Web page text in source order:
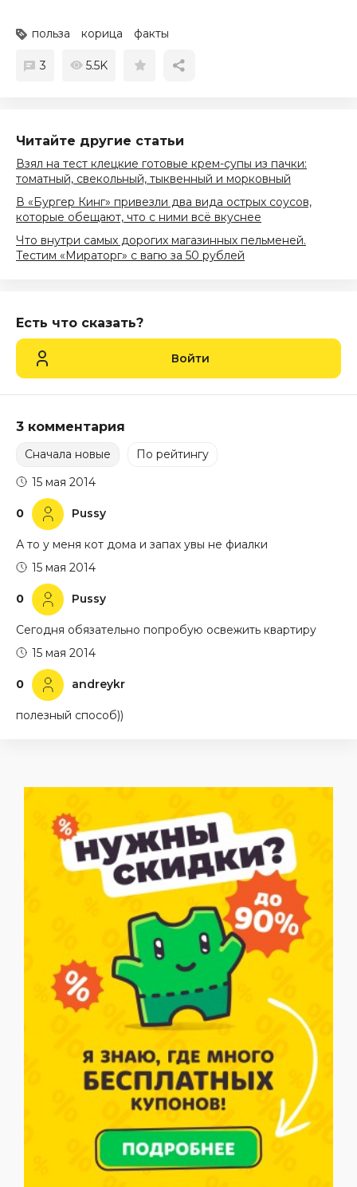
польза корица факты
3 5.5K
Читайте другие статьи
Взял на тест клецкие готовые крем-супы из пачки:
томатный, свекольный, тыквенный и морковный
В «Бургер Кинг» привезли два вида острых соусов,
которые обещают, что с ними всё вкуснее
Что внутри самых дорогих магазинных пельменей.
Тестим «Мираторг» с вагю за 50 рублей
Есть что сказать?
Войти
3 комментария
Сначала новые По рейтингу
0 Pussy
15 мая 2014
А то у меня кот дома и запах увы не фиалки
0 Pussy
15 мая 2014
Сегодня обязательно попробую освежить квартиру
0 andreykr
15 мая 2014
полезный способ))